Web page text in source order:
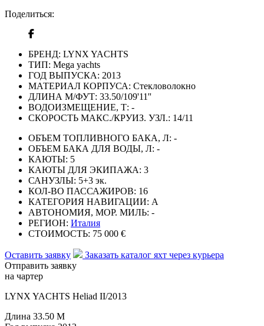
Поделиться:
БРЕНД: LYNX YACHTS
ТИП: Mega yachts
ГОД ВЫПУСКА: 2013
МАТЕРИАЛ КОРПУСА: Стекловолокно
ДЛИНА М/ФУТ: 33.50/109'11''
ВОДОИЗМЕЩЕНИЕ, Т: -
СКОРОСТЬ МАКС./КРУИЗ. УЗЛ.: 14/11
ОБЪЕМ ТОПЛИВНОГО БАКА, Л: -
ОБЪЕМ БАКА ДЛЯ ВОДЫ, Л: -
КАЮТЫ: 5
КАЮТЫ ДЛЯ ЭКИПАЖА: 3
САНУЗЛЫ: 5+3 эк.
КОЛ-ВО ПАССАЖИРОВ: 16
КАТЕГОРИЯ НАВИГАЦИИ: А
АВТОНОМИЯ, МОР. МИЛЬ: -
РЕГИОН: Италия
СТОИМОСТЬ: 75 000 €
Оставить заявку
Заказать каталог яхт через курьера
Отправить заявку
на чартер
LYNX YACHTS Heliad II/2013
Длина 33.50 M